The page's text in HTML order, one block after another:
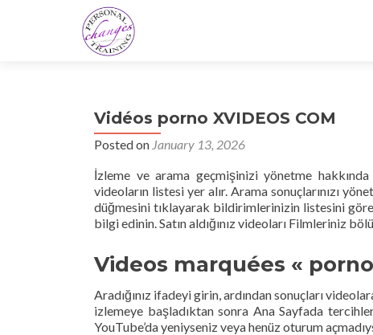
Vidéos porno XVIDEOS COM
Posted on January 13, 2026
İzleme ve arama geçmişinizi yönetme
videoların listesi yer alır. Arama sonuçlarınızı
düğmesini tıklayarak bildirimlerinizin listesini
bilgi edinin. Satın aldığınız videoları Filmleriniz
Videos marquées «
Aradığınız ifadeyi girin, ardından sonuçları
izlemeye başladıktan sonra Ana Sayfada
YouTube’da yeniyseniz veya henüz oturum